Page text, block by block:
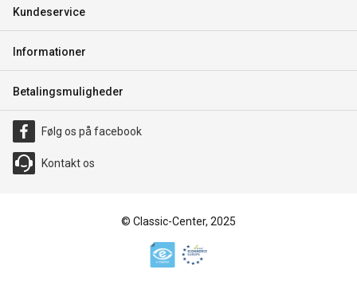
Kundeservice
Informationer
Betalingsmuligheder
Følg os på facebook
Kontakt os
© Classic-Center, 2025